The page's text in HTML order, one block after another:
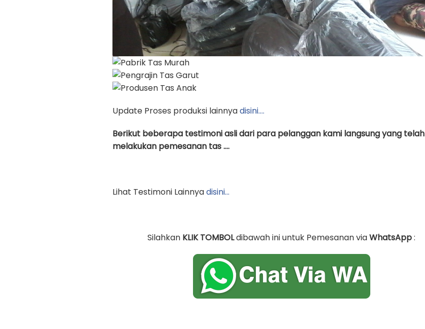
Update Proses produksi lainnyadisini….
Berikut beberapa testimoni asli dari para pelanggan kami langsung yang telah
melakukan pemesanan tas ….
Lihat Testimoni Lainnyadisini…
Silahkan KLIK TOMBOLdibawah ini untuk Pemesanan viaWhatsApp: